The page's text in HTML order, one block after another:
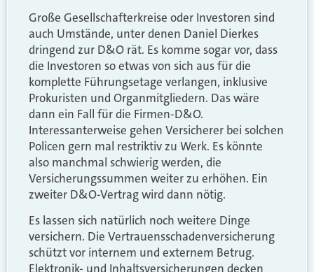
Große Gesellschafterkreise oder Investoren sind
auch Umstände, unter denen Daniel Dierkes
dringend zur D&O rät. Es komme sogar vor, dass
die Investoren so etwas von sich aus für die
komplette Führungsetage verlangen, inklusive
Prokuristen und Organmitgliedern. Das wäre
dann ein Fall für die Firmen-D&O.
Interessanterweise gehen Versicherer bei solchen
Policen gern mal restriktiv zu Werk. Es könnte
also manchmal schwierig werden, die
Versicherungssummen weiter zu erhöhen. Ein
zweiter D&O-Vertrag wird dann nötig.
Es lassen sich natürlich noch weitere Dinge
versichern. Die Vertrauensschadenversicherung
schützt vor internem und externem Betrug.
Elektronik- und Inhaltsversicherungen decken